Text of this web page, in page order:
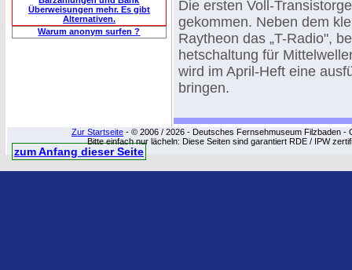
Überweisungen mehr. Es gibt
Alternativen.
Warum anonym surfen ?
Die ersten Voll-
gekommen. Neben dem
Raytheon das „T-Radio",
hetschaltung für
wird im April-Heft eine
bringen.
Zur Startseite - © 2006 / 2026 - Deutsches Fernsehmuseum Filzbaden -
Bitte einfach nur lächeln: Diese Seiten sind garantiert RDE / IPW
zum Anfang dieser Seite